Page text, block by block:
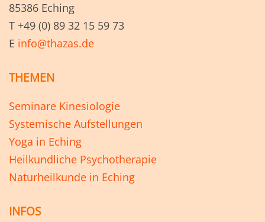
85386 Eching
T +49 (0) 89 32 15 59 73
E info@thazas.de
THEMEN
Seminare Kinesiologie
Systemische Aufstellungen
Yoga in Eching
Heilkundliche Psychotherapie
Naturheilkunde in Eching
INFOS